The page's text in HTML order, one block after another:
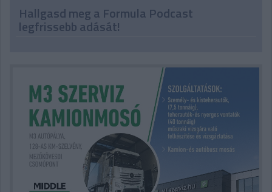
Hallgasd meg a Formula Podcast
legfrissebb adását!